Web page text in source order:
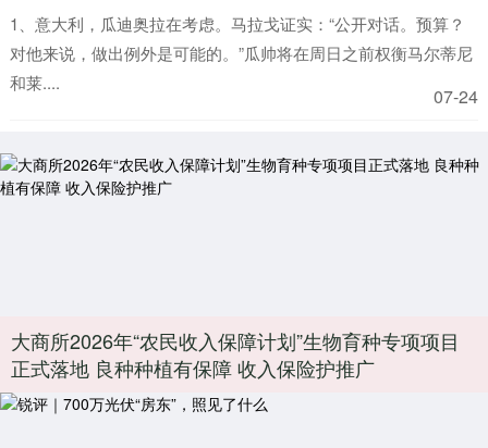
07-24
1、意大利，瓜迪奥拉在考虑。马拉戈证实：“公开对话。预算？
对他来说，做出例外是可能的。”瓜帅将在周日之前权衡马尔蒂尼
和莱....
大商所2026年“农民收入保障计划”生物育种专项项目
正式落地 良种种植有保障 收入保险护推广